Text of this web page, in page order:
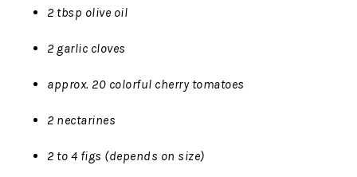
2 tbsp olive oil
2 garlic cloves
approx. 20 colorful cherry tomatoes
2 nectarines
2 to 4 figs (depends on size)